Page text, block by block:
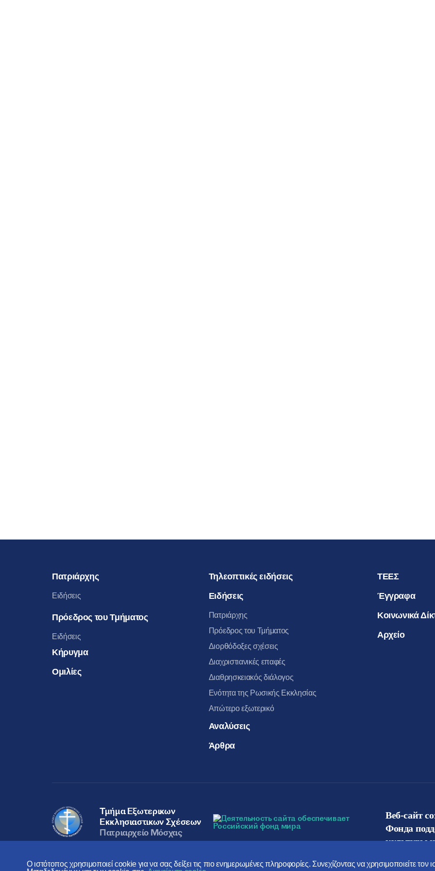
Ο ιστότοπος χρησιμοποιεί cookie για να σας δείξει τις πιο ενημερωμένες πληροφορίες. Συνεχίζοντας να χρησιμοποιείτε τον
Πατριάρχης
Ειδήσεις
Πρόεδρος του Τμήματος
Ειδήσεις
Κήρυγμα
Ομιλίες
Τηλεοπτικές ειδήσεις
Ειδήσεις
Πατριάρχης
Πρόεδρος του Τμήματος
Διορθόδοξες σχέσεις
Διαχριστιανικές επαφές
Διαθρησκειακός διάλογος
Ενότητα της Ρωσικής Εκκλησίας
Απώτερο εξωτερικό
Αναλύσεις
Άρθρα
ΤΕΕΣ
Έγγραφα
Κοινωνικά
Αρχείο
Τμήμα Εξωτερικων
Εκκλησιαστικων Σχέσεων
Πατριαρχείο Μόσχας
Веб-сайт
Фонда
культуры